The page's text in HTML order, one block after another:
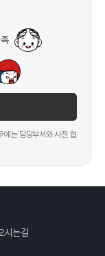
에는 담당부서와 사전 협
시는길